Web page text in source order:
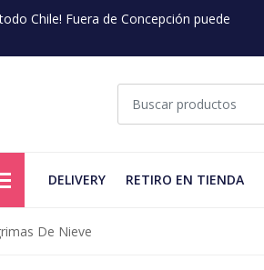
Chile! Fuera de Concepción puede
DELIVERY RETIRO EN TIENDA
De Nieve